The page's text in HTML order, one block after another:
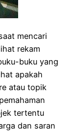
mencari
rekam
buku yang
apakah
atau topik
tertentu
dan saran